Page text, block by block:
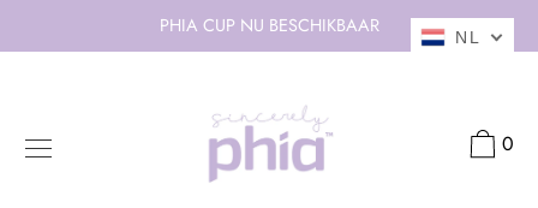
PHIA CUP NU BESCHIKBAAR
0
NL